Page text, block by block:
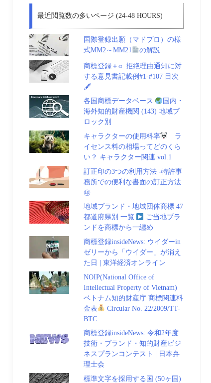
最近閲覧数の多いページ (24-48 HOURS)
国際登録出願（マドプロ）の様
式MM2～MM21
の解説
商標登録＋α: 拒絶理由通知に対
する意見書記載例#1-#107 目次
🖋
各国商標データベース
国内・
海外知的財産機関 (143) 地域ブ
ロック別
キャラクターの使用料率
ラ
イセンス料の相場ってどのくら
い？ キャラクター関連 vol.1
訂正印の3つの利用方法 -特許事
務所での便利な書面の訂正方法
㊞
地域ブランド・地域団体商標 47
都道府県別 一覧
ご当地ブラ
ンドを商標から一纏め
商標登録insideNews: ウイダーin
ゼリーから「ウイダー」が消え
た日 | 東洋経済オンライン
NOIP(National Office of
Intellectual Property of Vietnam)
ベトナム知的財産庁 商標関連料
金表
Circular No. 22/2009/TT-
BTC
商標登録insideNews: 令和2年度
技術・ブランド・知的財産ビジ
ネスプランコンテスト | 日本弁
理士会
標準文字を採用する国 (50ヶ国)